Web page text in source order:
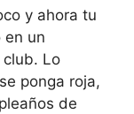
y ahora tu
en un
club. Lo
ponga roja,
de